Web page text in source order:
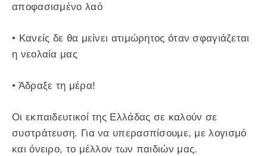
αποφασισμένο λαό
• Κανείς δε θα μείνει ατιμώρητος όταν σφαγιάζεται
η νεολαία μας
• Άδραξε τη μέρα!
Οι εκπαιδευτικοί της Ελλάδας σε καλούν σε
συστράτευση. Για να υπερασπίσουμε, με λογισμό
και όνειρο, το μέλλον των παιδιών μας.